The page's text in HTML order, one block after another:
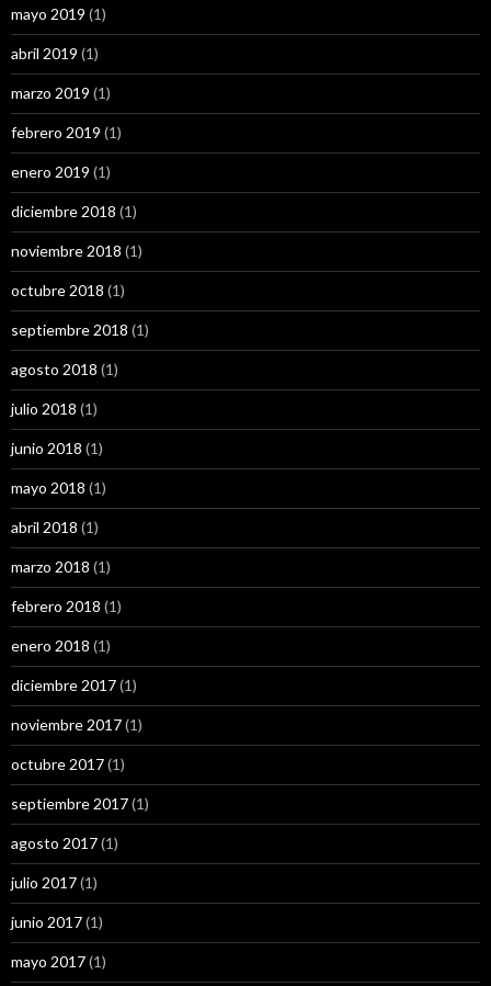
mayo 2019 (1)
abril 2019 (1)
marzo 2019 (1)
febrero 2019 (1)
enero 2019 (1)
diciembre 2018 (1)
noviembre 2018 (1)
octubre 2018 (1)
septiembre 2018 (1)
agosto 2018 (1)
julio 2018 (1)
junio 2018 (1)
mayo 2018 (1)
abril 2018 (1)
marzo 2018 (1)
febrero 2018 (1)
enero 2018 (1)
diciembre 2017(1)
noviembre 2017(1)
octubre 2017(1)
septiembre 2017(1)
agosto 2017(1)
julio 2017(1)
junio 2017(1)
mayo 2017(1)